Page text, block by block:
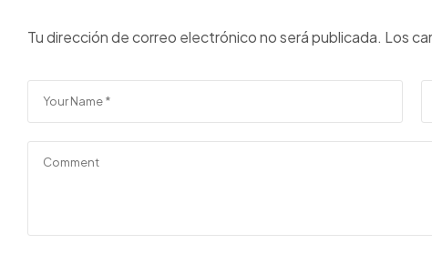
Tu dirección de correo electrónico no será publicada. Los